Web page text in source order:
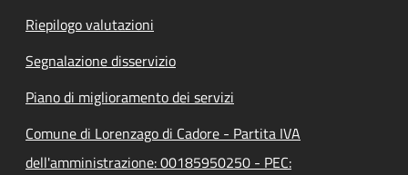
Riepilogo valutazioni
Segnalazione disservizio
Piano di miglioramento dei servizi
Comune di Lorenzago di Cadore - Partita IVA
dell'amministrazione: 00185950250 - PEC: